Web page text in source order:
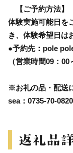
【ご予約方法】
体験実施可能日を
き、体験希望日は
●予約先：pole
（営業時間09：
※お礼の品・配送
sea：0735-70-